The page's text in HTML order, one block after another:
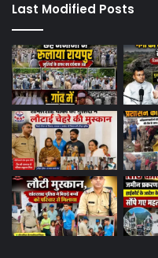
Last Modified Posts